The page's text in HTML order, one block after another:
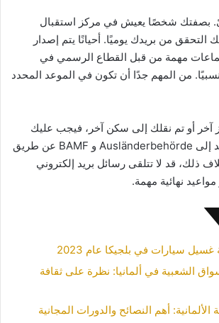
بصفتك شخصًا يعيش في مركز استقبال
التحقق من بريدك يوميًا. أحيانًا يتم إصدار
مهمة من قبل القطاع الرسمي في
من المهم جدًا أن تكون في الموعد المحدد
آخر أو تم نقلك إلى سكن آخر، فيجب عليك
إرسال عنوانك الجديد إلى Ausländerbehörde و BAMF عن طريق
ذلك، قد لا تتلقى رسائل بريد إلكتروني
نهائية مهمة.
سيارات في بلجيكا عام 2023
الشعبية في ألمانيا: نظرة على ثقافة
الألمانية: أهم النصائح والدورات المجانية